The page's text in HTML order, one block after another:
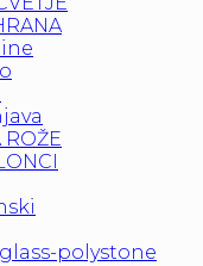
ROŽE
polystone